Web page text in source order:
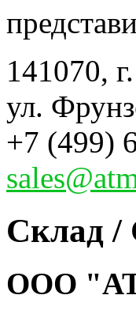
141070,
ул.
+7 (499)
Склад /
ООО